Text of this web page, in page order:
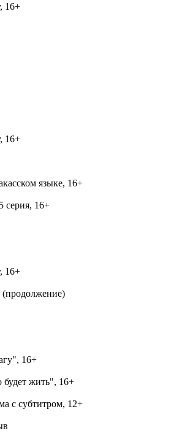
16+
16+
языке, 16+
серия, 16+
16+
16+
жить", 16+
с субтитром, 12+